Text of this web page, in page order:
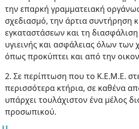
την επαρκή γραμματειακή
σχεδιασμό, την άρτια συντήρηση
εγκαταστάσεων και τη
υγιεινής και ασφάλειας όλων
όπως προκύπτει και από την
2. Σε περίπτωση που το Κ.Ε.Μ.Ε.
περισσότερα κτήρια, σε καθένα
υπάρχει τουλάχιστον ένα μέλος
προσωπικού.